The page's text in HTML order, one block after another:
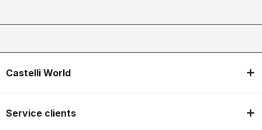
Castelli World
Service clients